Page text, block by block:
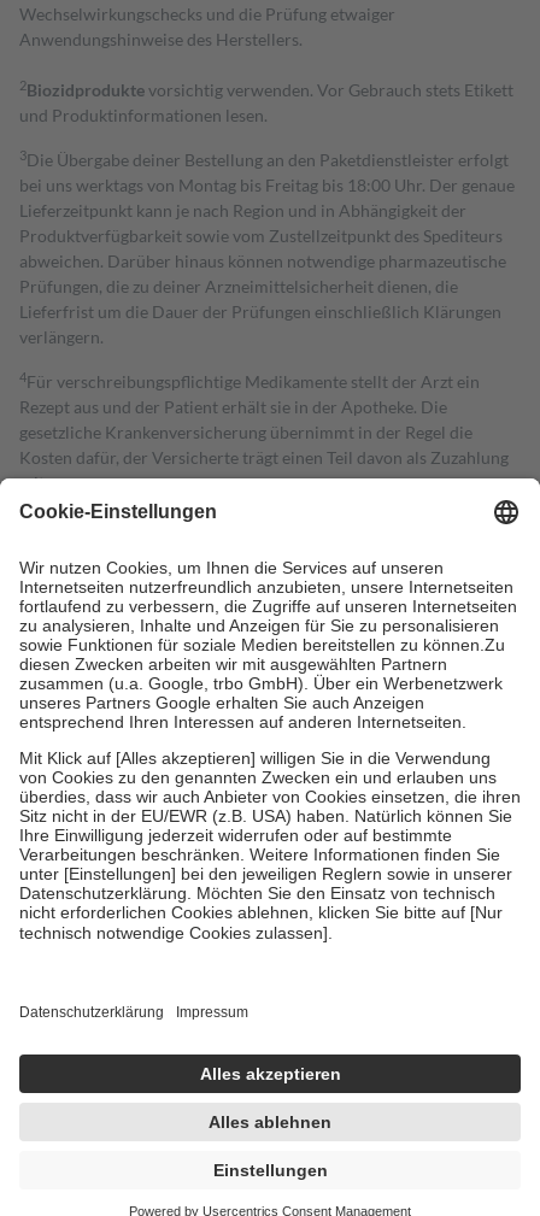
Wechselwirkungschecks und die Prüfung etwaiger
Anwendungshinweise des Herstellers.
2Biozidproduktevorsichtig verwenden. Vor Gebrauch stets Etikett
und Produktinformationen lesen.
3Die Übergabe deiner Bestellung an den Paketdienstleister erfolgt
bei uns werktags von Montag bis Freitag bis 18:00 Uhr. Der genaue
Lieferzeitpunkt kann je nach Region und in Abhängigkeit der
Produktverfügbarkeit sowie vom Zustellzeitpunkt des Spediteurs
abweichen. Darüber hinaus können notwendige pharmazeutische
Prüfungen, die zu deiner Arzneimittelsicherheit dienen, die
Lieferfrist um die Dauer der Prüfungen einschließlich Klärungen
verlängern.
4Für verschreibungspflichtige Medikamente stellt der Arzt ein
Rezept aus und der Patient erhält sie in der Apotheke. Die
gesetzliche Krankenversicherung übernimmt in der Regel die
Kosten dafür, der Versicherte trägt einen Teil davon als Zuzahlung
mit.
Grundsätzlich leisten Mitglieder Zuzahlungen in Höhe von zehn
höchstens zehn Euro.
Es sind jedoch nie mehr als die tatsächlichen
Kosten der Leistung zu entrichten.
Diese Regeln gelten grundsätzlich auch für Online-Apotheken.
Bei Heilmitteln und häuslicher Krankenpflege beträgt die
Zuzahlung zehn Prozent der Kosten sowie zehn Euro je
Verordnung.
Um das Engagement der Versicherten für ihre eigene Gesundheit zu
stärken und die besondere Stellung der Familie zu unterstützen,
fallenkeine Zuzahlungenan bei:
• Kindern und Jugendlichen bis zum vollendeten 18. Lebensjahr
mit Ausnahme der Fahrkosten
• Untersuchungen zur Vorsorge und Früherkennung, die von der
GKV getragen werden
• empfohlenen Schutzimpfungen
• Harn- und Blutteststreifen
getroffen, um sicherzustellen, dass es sich um echte Bewertungen
https://help.etrusted.com/hc/de/articles/4419944605341
Einige Bilder und Inhalte wurden unter Zuhilfenahme künstlicher